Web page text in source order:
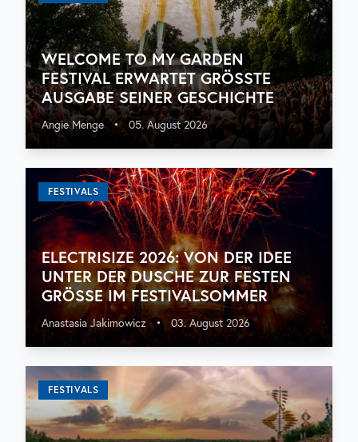
WELCOME TO MY GARDEN
FESTIVAL ERWARTET GRÖSSTE A
USGABE SEINER GESCHICHTE
Angie Menge • 05. August 2026
FESTIVALS
ELECTRISIZE 2026: VON DER IDEE
UNTER DER DUSCHE ZUR FESTEN
GRÖSSE IM FESTIVALSOMMER
Anastasia Jakimowicz • 03. August 2026
FESTIVALS